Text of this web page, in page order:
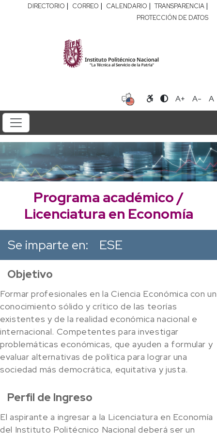
DIRECTORIO | CORREO | CALENDARIO | TRANSPARENCIA |
PROTECCIÓN DE DATOS
A+ A- A
Programa académico /
Licenciatura en Economía
Se imparte en: ESE
Objetivo
Formar profesionales en la Ciencia Económica con un
conocimiento sólido y crítico de las teorías
existentes y de la realidad económica nacional e
internacional. Competentes para investigar
problemáticas económicas, que ayuden a formular y
evaluar alternativas de política para lograr una
sociedad más democrática, equitativa y justa.
Perfil de Ingreso
El aspirante a ingresar a la Licenciatura en Economía
del Instituto Politécnico Nacional deberá ser un